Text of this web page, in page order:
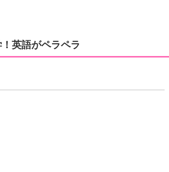
英語がペラペラ